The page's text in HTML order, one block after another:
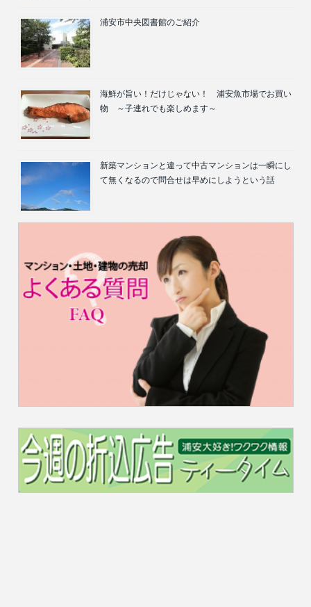
浦安市中央図書館のご紹介
海鮮が旨い！だけじゃない！ 浦安魚市場でお買い
物 ～子連れでも楽しめます～
新築マンションと違って中古マンションは一瞬にし
て無くなるので問合せは早めにしようという話